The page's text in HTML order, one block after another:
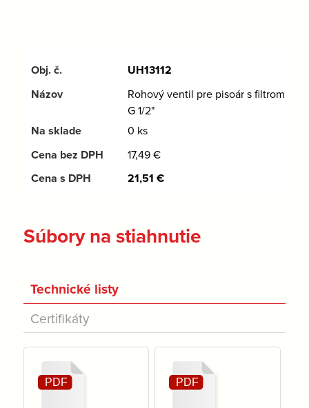
UH13112
Rohový ventil pre pisoár s filtrom,
G 1/2"
0 ks
17,49€
21,51 €
Súbory na stiahnutie
Technické listy
Certifikáty